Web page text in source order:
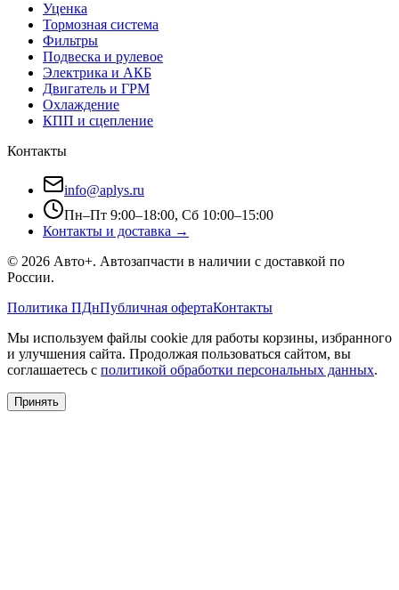
Уценка
Тормозная система
Фильтры
Подвеска и рулевое
Электрика и АКБ
Двигатель и ГРМ
Охлаждение
КПП и сцепление
Контакты
info@aplys.ru
Пн–Пт 9:00–18:00, Сб 10:00–15:00
Контакты и доставка →
© 2026 Авто+. Автозапчасти в наличии с доставкой по
России.
Политика ПДнПубличная офертаКонтакты
Мы используем файлы cookie для работы корзины, избранного
и улучшения сайта. Продолжая пользоваться сайтом, вы
соглашаетесь с политикой обработки персональных данных.
Принять